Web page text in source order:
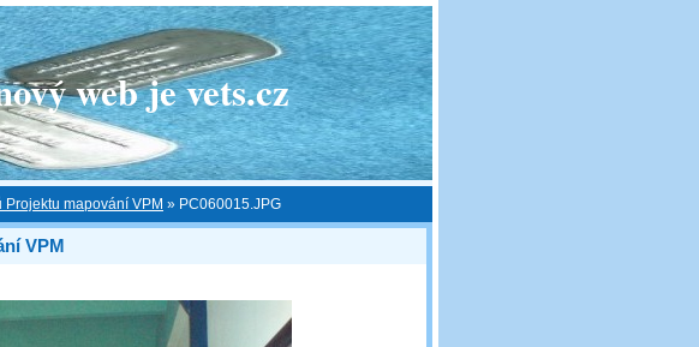
web je vets.cz
mapování VPM » PC060015.JPG
VPM